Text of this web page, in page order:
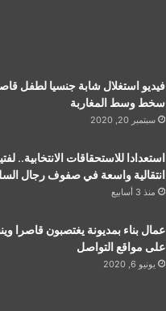
فيديو استغلال شابة جنسيا لطفل
سخط وسط المغاربة
سبتمبر 20, 2020
استعدادا للاستحقاقات الانتخابية..
انتقالية واسعة في صفوف رجال
منذ 3 أسابيع
عمال بناء بمديونة يغتصبون قاصرا
على مواقع التواصل
يونيو 6, 2020